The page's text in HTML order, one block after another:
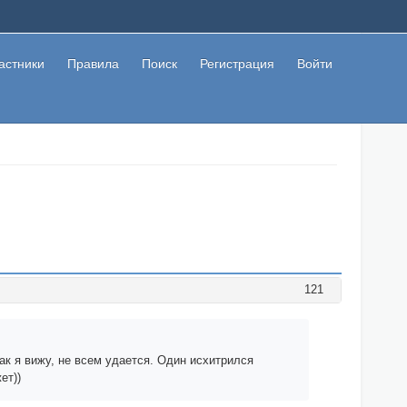
Правила Поиск Регистрация Войти
121
я вижу, не всем удается. Один исхитрился